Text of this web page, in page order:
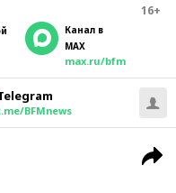
16+
Канал в
MAX
max.ru/bfm
BFMnews